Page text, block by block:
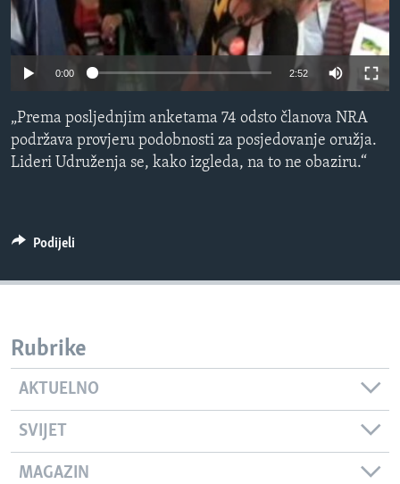
MAGAZIN
O GLASU AMERIKE
Learning English
PRATITE NAS
0:00 2:52
„Prema posljednjim anketama 74 odsto članova NRA
podržava provjeru podobnosti za posjedovanje oružja.
Lideri Udruženja se, kako izgleda, na to ne obaziru.“
Podijeli
Rubrike
AKTUELNO
SVIJET
MAGAZIN